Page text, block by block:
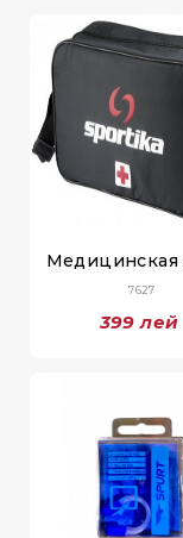
Медицинская
7627
399 лей